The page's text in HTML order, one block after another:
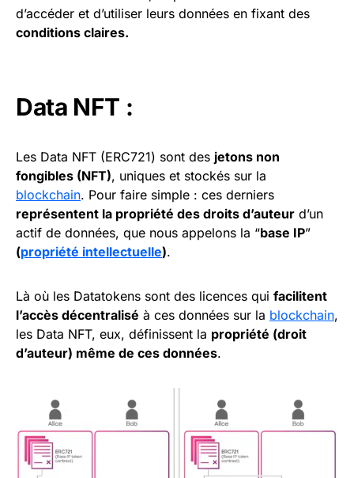
d’accéder et d’utiliser leurs données en fixant des
conditions claires.
Data NFT :
Les Data NFT (ERC721) sont des jetons non
fongibles (NFT), uniques et stockés sur la
blockchain. Pour faire simple : ces derniers
représentent la propriété des droits d’auteur d’un
actif de données, que nous appelons la “base IP”
(propriété intellectuelle).
Là où les Datatokens sont des licences qui facilitent
l’accès décentralisé à ces données sur la blockchain,
les Data NFT, eux, définissent la propriété (droit
d’auteur) même de ces données.